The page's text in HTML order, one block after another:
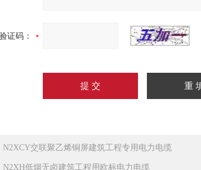
证码：
N2XCY交联聚乙烯铜屏建筑工程专用电力电缆
N2XH低烟无卤建筑工程用欧标电力电缆